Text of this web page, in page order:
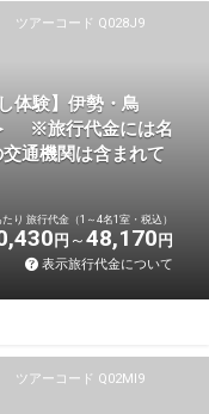
ツアーコード Q028J9
体験】伊勢・鳥
※旅行代金には名
通機関は含まれて
り 旅行代金（1～4名1室・税込）
円 48,170 円
表示旅行代金について
ツアーコード Q02MI9